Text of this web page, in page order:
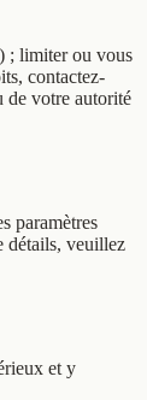
; limiter ou vous
contactez-
de votre autorité
paramètres
détails, veuillez
et y